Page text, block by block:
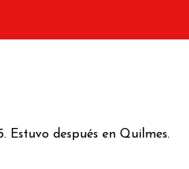
Estuvo después en Quilmes.